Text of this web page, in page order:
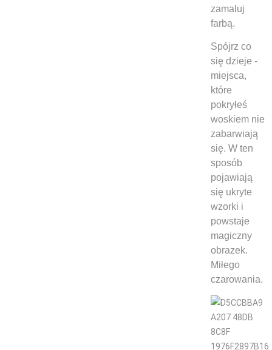
zamaluj
farbą.
Spójrz co
się dzieje -
miejsca,
które
pokryłeś
woskiem nie
zabarwiają
się. W ten
sposób
pojawiają
się ukryte
wzorki i
powstaje
magiczny
obrazek.
Miłego
czarowania.